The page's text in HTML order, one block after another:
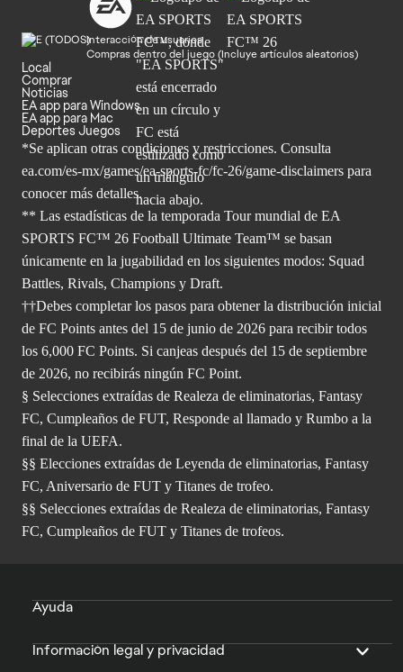
Interacción de usuarios
Compras dentro del juego (Incluye artículos aleatorios)
Local
Comprar
Noticias
EA app para Windows
EA app para Mac
Deportes Juegos
*Se aplican otras condiciones y restricciones. Consulta
ea.com/es-mx/games/ea-sports-fc/fc-26/game-disclaimers para
conocer más detalles.
** Las estadísticas de la temporada Tour mundial de EA
SPORTS FC™ 26 Football Ultimate Team™ se basan
únicamente en la jugabilidad en los siguientes modos: Squad
Battles, Rivals, Champions y Draft.
††Debes completar los pasos para obtener la distribución inicial
de FC Points antes del 15 de junio de 2026 para recibir todos
los 6,000 FC Points. Si canjeas después del 15 de septiembre
de 2026, no recibirás ningún FC Point.
§ Selecciones extraídas de Realeza de eliminatorias, Fantasy
FC, Cumpleaños de FUT, Responde al llamado y Rumbo a la
final de la UEFA.
§§ Elecciones extraídas de Leyenda de eliminatorias, Fantasy
FC, Aniversario de FUT y Titanes de trofeo.
§§ Selecciones extraídas de Realeza de eliminatorias, Fantasy
FC, Cumpleaños de FUT y Titanes de trofeos.
Ayuda
Información legal y privacidad